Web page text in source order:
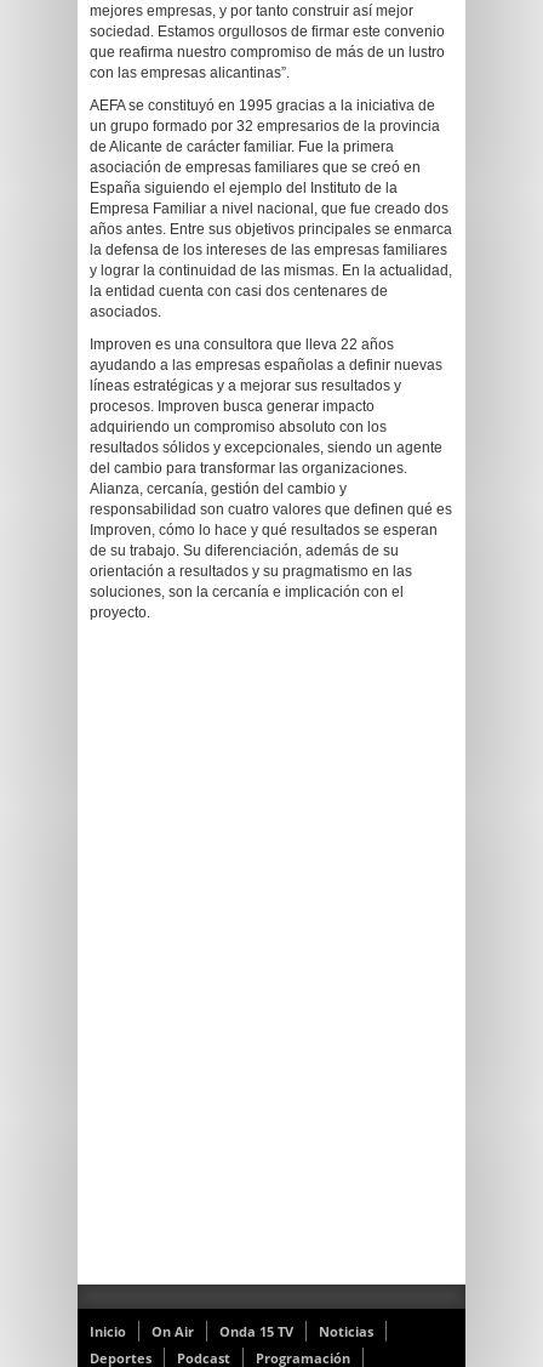
mejores empresas, y por tanto construir así mejor
sociedad. Estamos orgullosos de firmar este convenio
que reafirma nuestro compromiso de más de un lustro
con las empresas alicantinas”.
AEFA se constituyó en 1995 gracias a la iniciativa de
un grupo formado por 32 empresarios de la provincia
de Alicante de carácter familiar. Fue la primera
asociación de empresas familiares que se creó en
España siguiendo el ejemplo del Instituto de la
Empresa Familiar a nivel nacional, que fue creado dos
años antes. Entre sus objetivos principales se enmarca
la defensa de los intereses de las empresas familiares
y lograr la continuidad de las mismas. En la actualidad,
la entidad cuenta con casi dos centenares de
asociados.
Improven es una consultora que lleva 22 años
ayudando a las empresas españolas a definir nuevas
líneas estratégicas y a mejorar sus resultados y
procesos. Improven busca generar impacto
adquiriendo un compromiso absoluto con los
resultados sólidos y excepcionales, siendo un agente
del cambio para transformar las organizaciones.
Alianza, cercanía, gestión del cambio y
responsabilidad son cuatro valores que definen qué es
Improven, cómo lo hace y qué resultados se esperan
de su trabajo. Su diferenciación, además de su
orientación a resultados y su pragmatismo en las
soluciones, son la cercanía e implicación con el
proyecto.
Inicio On Air Onda 15 TV
Noticias
Deportes
Podcast Programación